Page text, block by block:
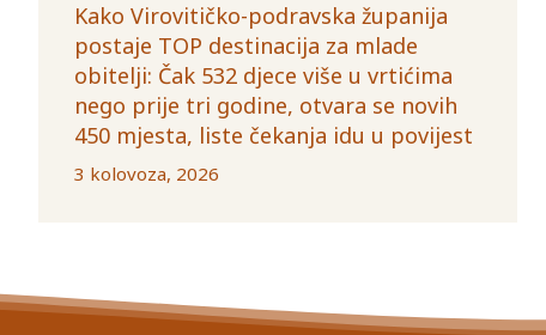
Kako Virovitičko-podravska županija
postaje TOP destinacija za mlade
obitelji: Čak 532 djece više u vrtićima
nego prije tri godine, otvara se novih
450 mjesta, liste čekanja idu u povijest
3 kolovoza, 2026